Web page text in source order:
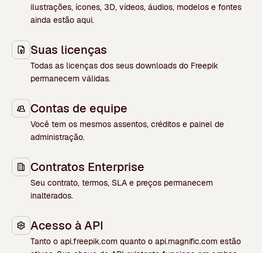
ilustrações, ícones, 3D, vídeos, áudios, modelos e fontes
ainda estão aqui.
Suas licenças
Todas as licenças dos seus downloads do Freepik
permanecem válidas.
Contas de equipe
Você tem os mesmos assentos, créditos e painel de
administração.
Contratos Enterprise
Seu contrato, termos, SLA e preços permanecem
inalterados.
Acesso à API
Tanto o api.freepik.com quanto o api.magnific.com estão